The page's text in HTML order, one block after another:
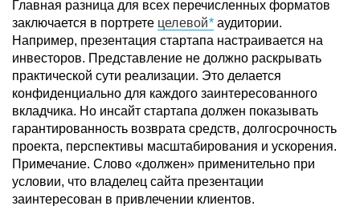
Главная разница для всех перечисленных форматов
заключается в портрете целевой аудитории.
Например, презентация стартапа настраивается на
инвесторов. Представление не должно раскрывать
практической сути реализации. Это делается
конфиденциально для каждого заинтересованного
вкладчика. Но инсайт стартапа должен показывать
гарантированность возврата средств, долгосрочность
проекта, перспективы масштабирования и ускорения.
Примечание. Слово «должен» применительно при
условии, что владелец сайта презентации
заинтересован в привлечении клиентов.